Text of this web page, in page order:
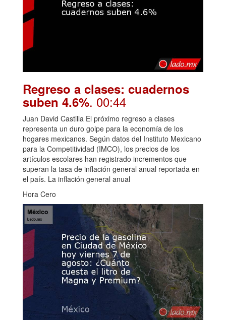
Regreso a clases: cuadernos
suben 4.6%. 00:44
Juan David Castilla El próximo regreso a clases
representa un duro golpe para la economía de los
hogares mexicanos. Según datos del Instituto Mexicano
para la Competitividad (IMCO), los precios de los
artículos escolares han registrado incrementos que
superan la tasa de inflación general anual reportada en
el país. La inflación general anual
Hora Cero